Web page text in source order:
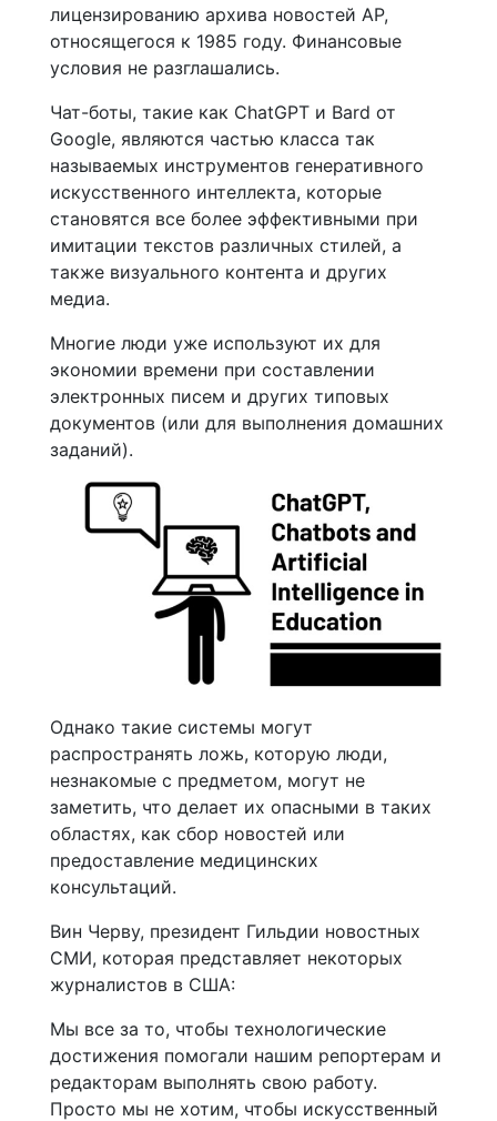
лицензированию архива новостей AP,
относящегося к 1985 году. Финансовые
условия не разглашались.
Чат-боты, такие как ChatGPT и Bard от
Google, являются частью класса так
называемых инструментов генеративного
искусственного интеллекта, которые
становятся все более эффективными при
имитации текстов различных стилей, а
также визуального контента и других
медиа.
Многие люди уже используют их для
экономии времени при составлении
электронных писем и других типовых
документов (или для выполнения домашних
заданий).
Однако такие системы могут
распространять ложь, которую люди,
незнакомые с предметом, могут не
заметить, что делает их опасными в таких
областях, как сбор новостей или
предоставление медицинских
консультаций.
Вин Черву, президент Гильдии новостных
СМИ, которая представляет некоторых
журналистов в США:
Мы все за то, чтобы технологические
достижения помогали нашим репортерам и
редакторам выполнять свою работу.
Просто мы не хотим, чтобы искусственный